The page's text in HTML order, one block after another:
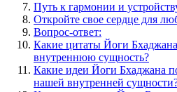
Путь к гармонии и
Откройте свое сердце для
Вопрос-ответ:
Какие цитаты Йоги
внутреннюю сущность?
Какие идеи Йоги Бхаджана
нашей внутренней